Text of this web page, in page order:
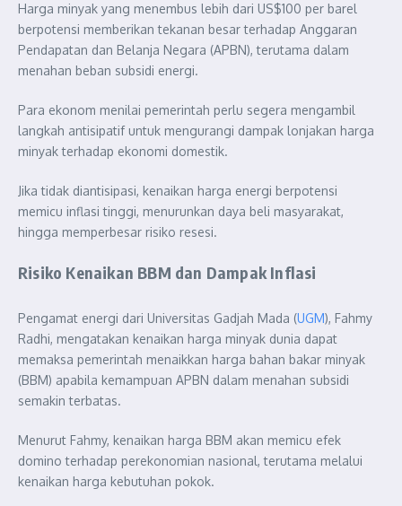
Harga minyak yang menembus lebih dari US$100 per barel
berpotensi memberikan tekanan besar terhadap Anggaran
Pendapatan dan Belanja Negara (APBN), terutama dalam
menahan beban subsidi energi.
Para ekonom menilai pemerintah perlu segera mengambil
langkah antisipatif untuk mengurangi dampak lonjakan harga
minyak terhadap ekonomi domestik.
Jika tidak diantisipasi, kenaikan harga energi berpotensi
memicu inflasi tinggi, menurunkan daya beli masyarakat,
hingga memperbesar risiko resesi.
Risiko Kenaikan BBM dan Dampak Inflasi
Pengamat energi dari Universitas Gadjah Mada (UGM), Fahmy
Radhi, mengatakan kenaikan harga minyak dunia dapat
memaksa pemerintah menaikkan harga bahan bakar minyak
(BBM) apabila kemampuan APBN dalam menahan subsidi
semakin terbatas.
Menurut Fahmy, kenaikan harga BBM akan memicu efek
domino terhadap perekonomian nasional, terutama melalui
kenaikan harga kebutuhan pokok.